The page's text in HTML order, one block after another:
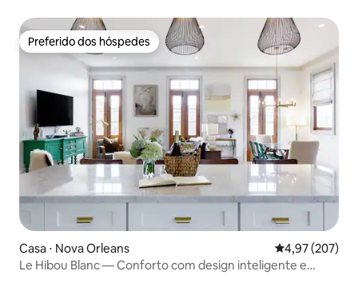
Preferido dos hóspedes
Preferido dos hóspedes
Casa ⋅ Nova Orleans 4,97 de uma
4,97 (207)
Le Hibou Blanc — Conforto com design inteligente e